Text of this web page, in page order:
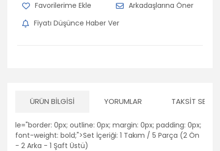
Arkadaşlarına Öner
Fiyatı Düşünce Haber Ver
ÜRÜN BILGISI YORUMLAR TAKSIT
le="border: 0px; outline: 0px; margin: 0px; padding: 0px;
font-weight: bold;">Set İçeriği: 1 Takım / 5 Parça (2 Ön
- 2 Arka - 1 Şaft Üstü)